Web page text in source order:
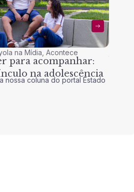
na Mídia ,Acontece
para acompanhar:
na adolescência
nossa coluna do portal Estado